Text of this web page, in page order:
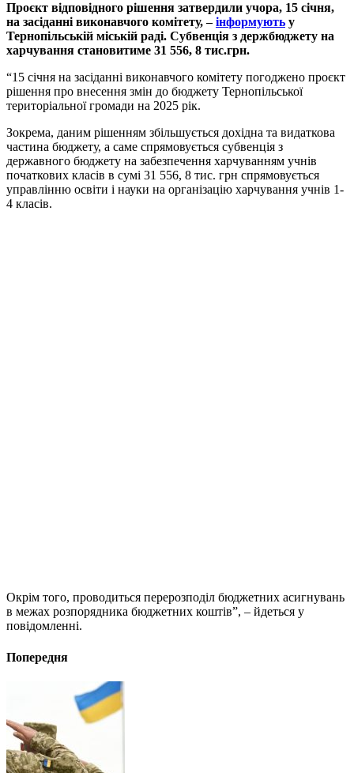
Проєкт відповідного рішення затвердили учора, 15 січня,
на засіданні виконавчого комітету, –інформують у
Тернопільській міській раді. Субвенція з держбюджету на
харчування становитиме 31 556, 8 тис.грн.
“15 січня на засіданні виконавчого комітету погоджено проєкт
рішення про внесення змін до бюджету Тернопільської
територіальної громади на 2025 рік.
Зокрема, даним рішенням збільшується дохідна та видаткова
частина бюджету, а саме спрямовується субвенція з
державного бюджету на забезпечення харчуванням учнів
початкових класів в сумі 31 556, 8 тис. грн спрямовується
управлінню освіти і науки на організацію харчування учнів 1-
4 класів.
Окрім того, проводиться перерозподіл бюджетних асигнувань
в межах розпорядника бюджетних коштів”, – йдеться у
повідомленні.
Попередня